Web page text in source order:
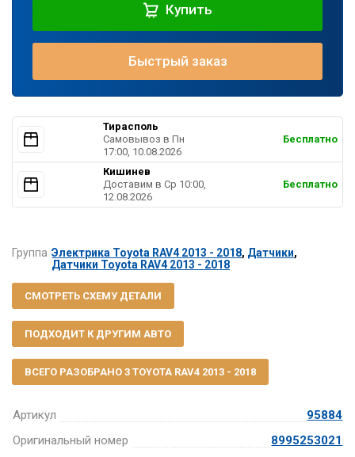
Артикул
95884
Оригинальный номер
8995253021
Купить
Быстрый заказ
Тирасполь
Самовывоз в Пн
17:00, 10.08.2026
Бесплатно
Кишинев
Доставим в Ср 10:00,
12.08.2026
Бесплатно
Группа Электрика Toyota RAV4 2013 - 2018, Датчики,
Датчики Toyota RAV4 2013 - 2018
СМОТРЕТЬ СХЕМУ ДЕТАЛИ
ПОДХОДИТ К ДРУГИМ АВТО
ВСЕГО РАЗОБРАНО 3 TOYOTA RAV4 2013 - 2018